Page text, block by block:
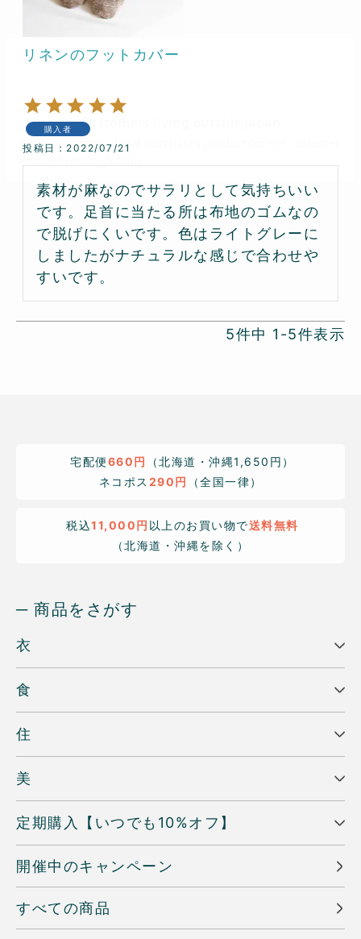
リネンのフットカバー
購入者
投稿日 2022/07/21
素材が麻なのでサラリとして気持ちいい
です。足首に当たる所は布地のゴムなの
で脱げにくいです。色はライトグレーに
しましたがナチュラルな感じで合わせや
すいです。
5件中 1 -5件表示
宅配便660円
（北海道・沖縄1,650円）
ネコポス 290円 （全国一律）
税込11,000円 以上のお買い物で送料無料
（北海道・沖縄を除く）
─ 商品をさがす
衣
食
住
美
定期購入【いつでも10%オフ】
開催中のキャンペーン
すべての商品